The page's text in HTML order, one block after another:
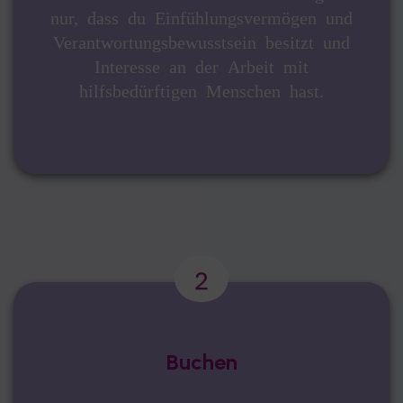
nur, dass du Einfühlungsvermögen und
Verantwortungsbewusstsein besitzt und
Interesse an der Arbeit mit
hilfsbedürftigen Menschen hast.
Buchen